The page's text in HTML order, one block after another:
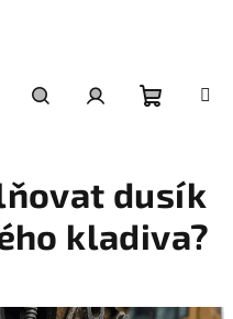
košík
dusík
kladiva?